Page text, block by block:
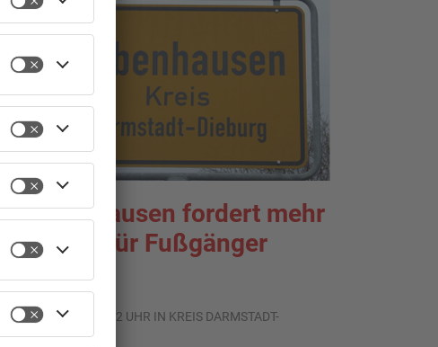
Babenhausen fordert mehr
Schutz für Fußgänger
05.08.2026, 16:32 UHR IN KREIS DARMSTADT-
DIEBURG